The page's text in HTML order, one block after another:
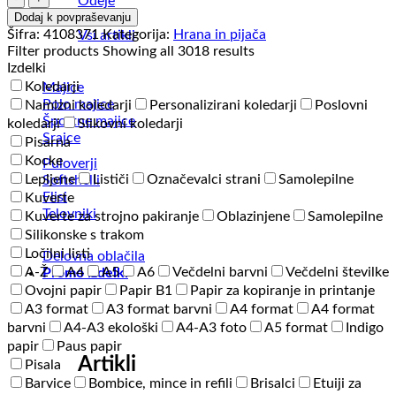
Vsi artikli
Majice
Polo majice
Športne majice
Srajce
Puloverji
Softshelli
Flisi
Telovniki
Delovna oblačila
Promo izdelki
Artikli
za
steklenice
-
Timber
količina
Dodaj k povpraševanju
Šifra: 4108371 Kategorija: Hrana in pijača
Filter products Showing all 3018 results
Izdelki
Koledarji
Namizni koledarji
Personalizirani koledarji
Poslovni
koledarji
Slikovni koledarji
Pisarna
Kocke
Lepljene
Lističi Označevalci strani
Samolepilne
Kuverte
Kuverte za strojno pakiranje
Oblazinjene
Samolepilne
Silikonske s trakom
Ločilni listi
A-Ž
A4 A5 A6 Večdelni barvni
Večdelni številke
Ovojni papir
Papir B1
Papir za kopiranje in printanje
A3 format
A3 format barvni A4 format
A4 format
barvni
A4-A3 ekološki A4-A3 foto A5 format
Indigo
papir
Paus papir
Pisala
Barvice
Bombice, mince in refili Brisalci
Etuiji za